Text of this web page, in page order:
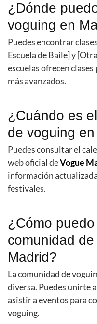
¿Dónde
voguing en
Puedes encontrar
Escuela de Baile] y
escuelas ofrecen
más avanzados.
¿Cuándo es
de voguing
Puedes consultar el
web oficial deVogue
información
festivales.
¿Cómo
comunidad
Madrid?
La comunidad de
diversa. Puedes unirte
asistir a eventos para
voguing.